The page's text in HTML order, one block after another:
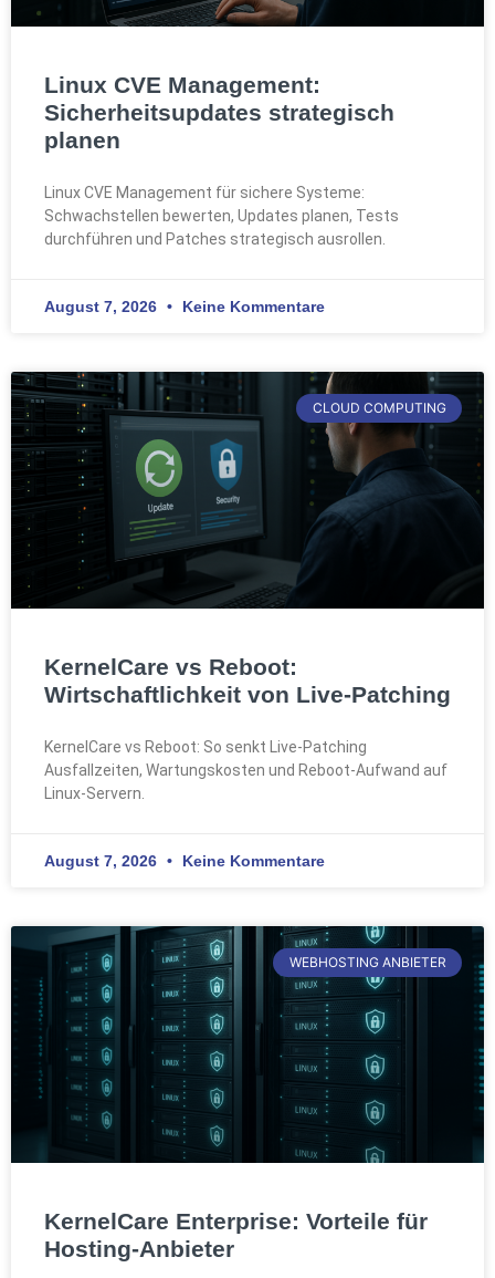
Linux CVE Management:
Sicherheitsupdates strategisch
planen
Linux CVE Management für sichere Systeme:
Schwachstellen bewerten, Updates planen, Tests
durchführen und Patches strategisch ausrollen.
August 7, 2026 Keine Kommentare
CLOUD COMPUTING
KernelCare vs Reboot:
Wirtschaftlichkeit von Live-Patching
KernelCare vs Reboot: So senkt Live-Patching
Ausfallzeiten, Wartungskosten und Reboot-Aufwand auf
Linux-Servern.
August 7, 2026 Keine Kommentare
WEBHOSTING ANBIETER
KernelCare Enterprise: Vorteile für
Hosting-Anbieter